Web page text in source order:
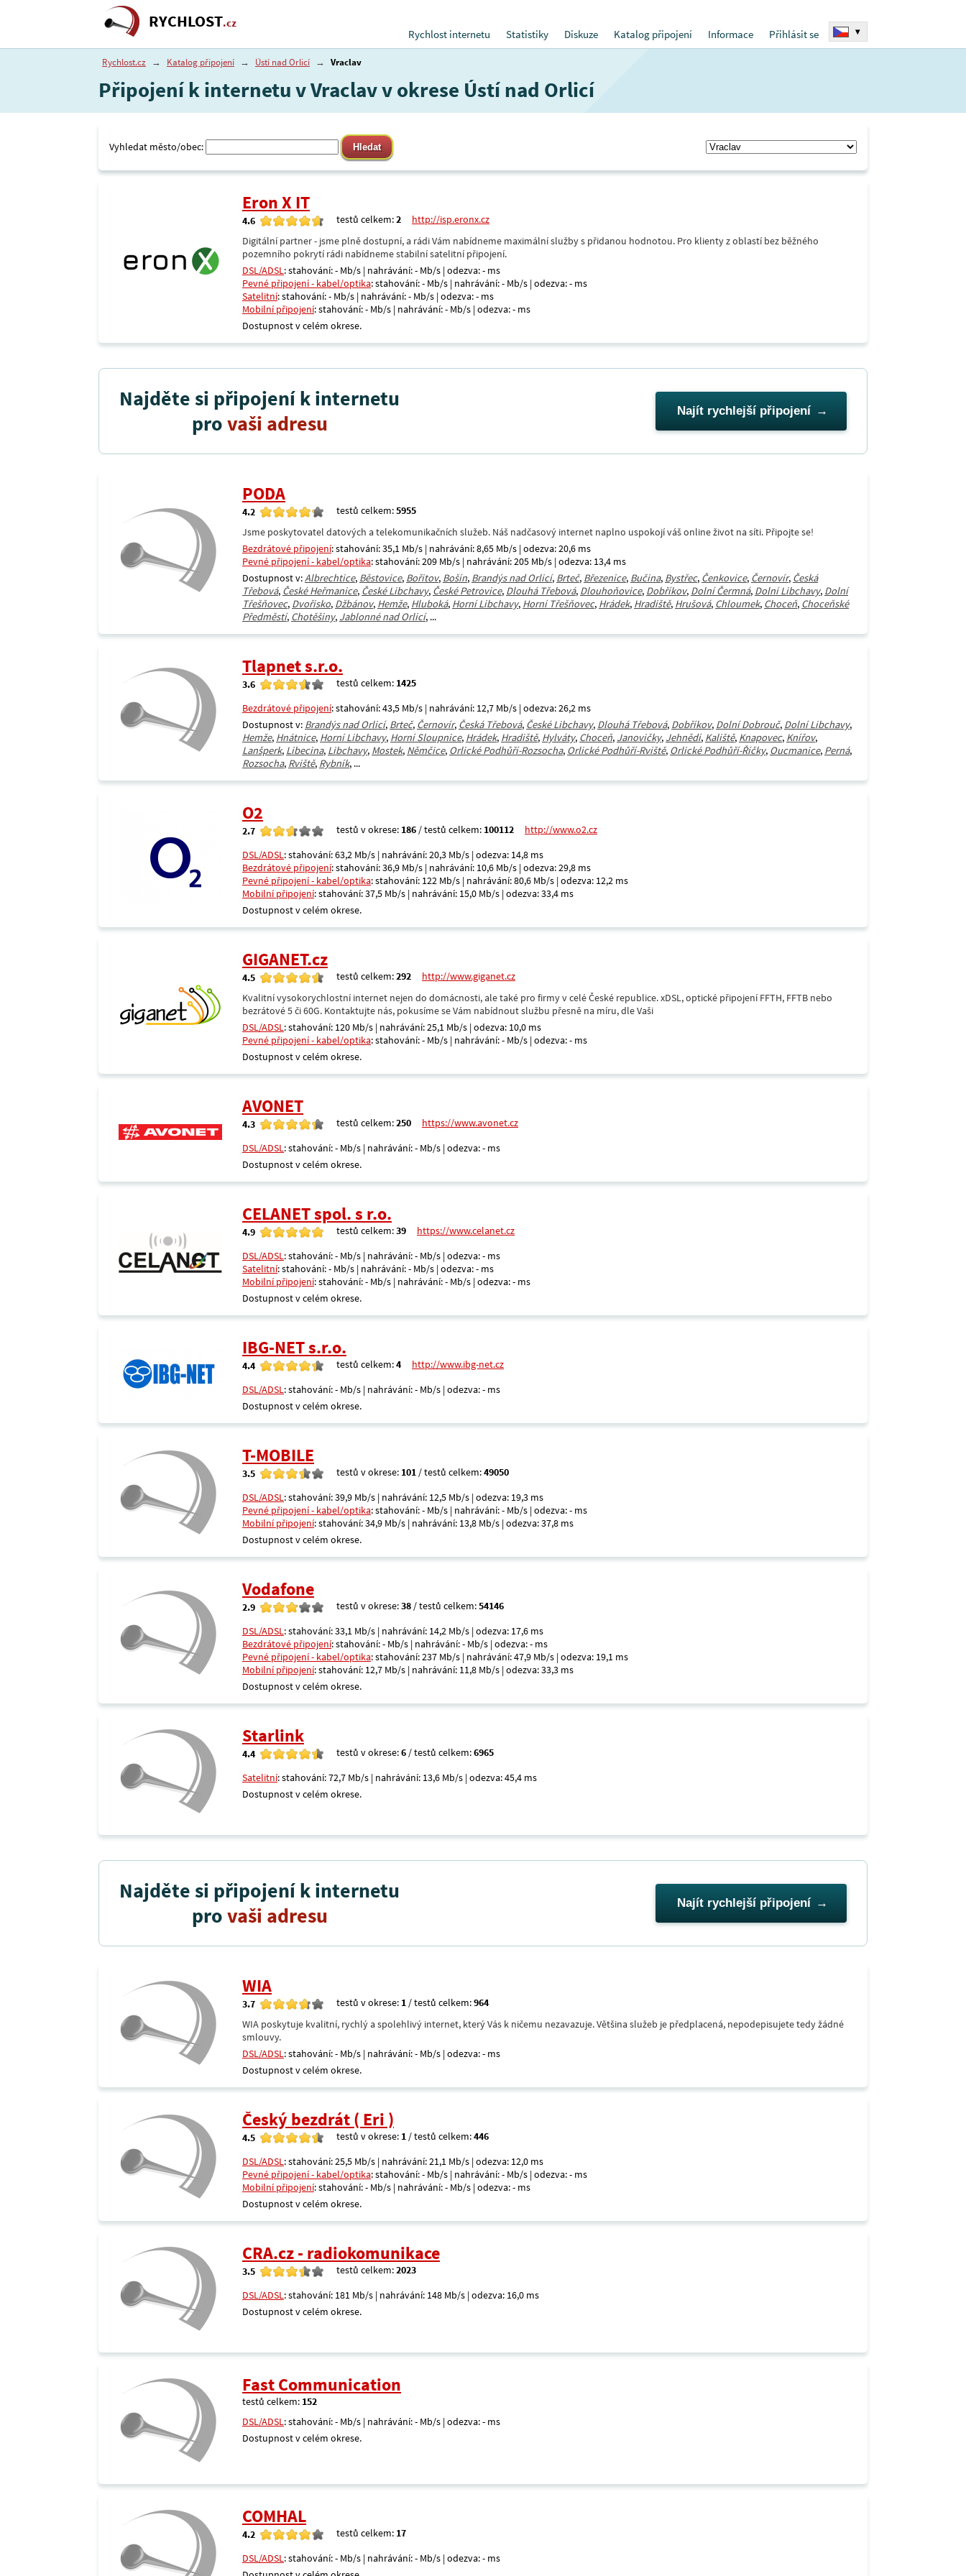
RYCHLOST.cz
Rychlost internetu
Statistiky Diskuze Katalog připojení Informace Přihlásit se ▾
Rychlost.cz → Katalog připojení → Ústí nad Orlicí → Vraclav
Připojení k internetu v Vraclav v okrese Ústí nad Orlicí
Vyhledat město/obec:
Eron X IT
4.6 testů celkem:2
http://isp.eronx.cz
Digitální partner - jsme plně dostupní, a rádi Vám nabídneme maximální služby s přidanou hodnotou. Pro klienty z oblastí bez běžného
pozemního pokrytí rádi nabídneme stabilní satelitní připojení.
DSL/ADSL: stahování: - Mb/s | nahrávání: - Mb/s | odezva: - ms
Pevné připojení - kabel/optika: stahování: - Mb/s | nahrávání: - Mb/s | odezva: - ms
Satelitní: stahování: - Mb/s | nahrávání: - Mb/s | odezva: - ms
Mobilní připojení: stahování: - Mb/s | nahrávání: - Mb/s | odezva: - ms
Dostupnost v celém okrese.
Najděte si připojení k internetu
provaši adresu Najít rychlejší připojení
PODA
4.2 testů celkem:5955
Jsme poskytovatel datových a telekomunikačních služeb. Náš nadčasový internet naplno uspokojí váš online život na síti. Připojte se!
Bezdrátové připojení: stahování: 35,1 Mb/s | nahrávání: 8,65 Mb/s | odezva: 20,6 ms
Pevné připojení - kabel/optika: stahování: 209 Mb/s | nahrávání: 205 Mb/s | odezva: 13,4 ms
Dostupnost v:Albrechtice, Běstovice, Bořitov, Bošín, Brandýs nad Orlicí, Brteč, Březenice, Bučina, Bystřec, Čenkovice, Černovír, Česká
Třebová, České Heřmanice, České Libchavy, České Petrovice, Dlouhá Třebová, Dlouhoňovice, Dobříkov, Dolní Čermná, Dolní Libchavy, Dolní
Třešňovec, Dvořisko, Džbánov, Hemže, Hluboká, Horní Libchavy, Horní Třešňovec, Hrádek, Hradiště, Hrušová, Chloumek, Choceň, Choceňské
Předměstí, Chotěšiny, Jablonné nad Orlicí, ...
Tlapnet s.r.o.
3.6 testů celkem: 1425
Bezdrátové připojení: stahování: 43,5 Mb/s | nahrávání: 12,7 Mb/s | odezva: 26,2 ms
Dostupnost v: Brandýs nad Orlicí, Brteč, Černovír, Česká Třebová, České Libchavy, Dlouhá Třebová, Dobříkov, Dolní Dobrouč, Dolní Libchavy,
Hemže, Hnátnice, Horní Libchavy, Horní Sloupnice, Hrádek, Hradiště, Hylváty, Choceň, Janovičky, Jehnědí, Kaliště, Knapovec, Knířov,
Lanšperk, Libecina, Libchavy, Mostek, Němčice, Orlické Podhůří-Rozsocha, Orlické Podhůří-Rviště, Orlické Podhůří-Říčky, Oucmanice, Perná,
Rozsocha, Rviště, Rybník, ...
O2
2.7 testů v okrese: 186 / testů celkem: 100112
http://www.o2.cz
DSL/ADSL: stahování: 63,2 Mb/s | nahrávání: 20,3 Mb/s | odezva: 14,8 ms
Bezdrátové připojení: stahování: 36,9 Mb/s | nahrávání: 10,6 Mb/s | odezva: 29,8 ms
Pevné připojení - kabel/optika: stahování: 122 Mb/s | nahrávání: 80,6 Mb/s | odezva: 12,2 ms
Mobilní připojení: stahování: 37,5 Mb/s | nahrávání: 15,0 Mb/s | odezva: 33,4 ms
Dostupnost v celém okrese.
GIGANET.cz
4.5 testů celkem:292
http://www.giganet.cz
Kvalitní vysokorychlostní internet nejen do domácnosti, ale také pro firmy v celé České republice. xDSL, optické připojení FFTH, FFTB nebo
bezrátové 5 či 60G. Kontaktujte nás, pokusíme se Vám nabídnout službu přesně na míru, dle Vaši
DSL/ADSL: stahování: 120 Mb/s | nahrávání: 25,1 Mb/s | odezva: 10,0 ms
Pevné připojení - kabel/optika: stahování: - Mb/s | nahrávání: - Mb/s | odezva: - ms
Dostupnost v celém okrese.
AVONET
4.3 testů celkem:250
https://www.avonet.cz
DSL/ADSL: stahování: - Mb/s | nahrávání: - Mb/s | odezva: - ms
Dostupnost v celém okrese.
CELANET spol. s r.o.
4.9 testů celkem:39
https://www.celanet.cz
DSL/ADSL: stahování: - Mb/s | nahrávání: - Mb/s | odezva: - ms
Satelitní: stahování: - Mb/s | nahrávání: - Mb/s | odezva: - ms
Mobilní připojení: stahování: - Mb/s | nahrávání: - Mb/s | odezva: - ms
Dostupnost v celém okrese.
IBG-NET s.r.o.
4.4 testů celkem:4
http://www.ibg-net.cz
DSL/ADSL: stahování: - Mb/s | nahrávání: - Mb/s | odezva: - ms
Dostupnost v celém okrese.
T-MOBILE
3.5 testů v okrese: 101 / testů celkem:49050
DSL/ADSL: stahování: 39,9 Mb/s | nahrávání: 12,5 Mb/s | odezva: 19,3 ms
Pevné připojení - kabel/optika: stahování: - Mb/s | nahrávání: - Mb/s | odezva: - ms
Mobilní připojení: stahování: 34,9 Mb/s | nahrávání: 13,8 Mb/s | odezva: 37,8 ms
Dostupnost v celém okrese.
Vodafone
2.9 testů v okrese:38 / testů celkem:54146
DSL/ADSL: stahování: 33,1 Mb/s | nahrávání: 14,2 Mb/s | odezva: 17,6 ms
Bezdrátové připojení: stahování: - Mb/s | nahrávání: - Mb/s | odezva: - ms
Pevné připojení - kabel/optika: stahování: 237 Mb/s | nahrávání: 47,9 Mb/s | odezva: 19,1 ms
Mobilní připojení: stahování: 12,7 Mb/s | nahrávání: 11,8 Mb/s | odezva: 33,3 ms
Dostupnost v celém okrese.
Starlink
4.4 testů v okrese:6 / testů celkem:6965
Satelitní: stahování: 72,7 Mb/s | nahrávání: 13,6 Mb/s | odezva: 45,4 ms
Dostupnost v celém okrese.
Najděte si připojení k internetu
provaši adresu Najít rychlejší připojení
WIA
3.7 testů v okrese: 1 / testů celkem:964
WIA poskytuje kvalitní, rychlý a spolehlivý internet, který Vás k ničemu nezavazuje. Většina služeb je předplacená, nepodepisujete tedy žádné
smlouvy.
DSL/ADSL: stahování: - Mb/s | nahrávání: - Mb/s | odezva: - ms
Dostupnost v celém okrese.
Český bezdrát ( Eri )
4.5 testů v okrese: 1 / testů celkem:446
DSL/ADSL: stahování: 25,5 Mb/s | nahrávání: 21,1 Mb/s | odezva: 12,0 ms
Pevné připojení - kabel/optika: stahování: - Mb/s | nahrávání: - Mb/s | odezva: - ms
Mobilní připojení: stahování: - Mb/s | nahrávání: - Mb/s | odezva: - ms
Dostupnost v celém okrese.
CRA.cz - radiokomunikace
3.5 testů celkem:2023
DSL/ADSL: stahování: 181 Mb/s | nahrávání: 148 Mb/s | odezva: 16,0 ms
Dostupnost v celém okrese.
Fast Communication
testů celkem: 152
DSL/ADSL: stahování: - Mb/s | nahrávání: - Mb/s | odezva: - ms
Dostupnost v celém okrese.
COMHAL
4.2 testů celkem: 17
DSL/ADSL: stahování: - Mb/s | nahrávání: - Mb/s | odezva: - ms